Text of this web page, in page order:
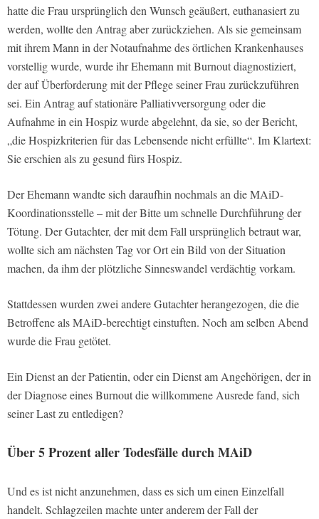
hatte die Frau ursprünglich den Wunsch geäußert, euthanasiert zu
werden, wollte den Antrag aber zurückziehen. Als sie gemeinsam
mit ihrem Mann in der Notaufnahme des örtlichen Krankenhauses
vorstellig wurde, wurde ihr Ehemann mit Burnout diagnostiziert,
der auf Überforderung mit der Pflege seiner Frau zurückzuführen
sei. Ein Antrag auf stationäre Palliativversorgung oder die
Aufnahme in ein Hospiz wurde abgelehnt, da sie, so der Bericht,
„die Hospizkriterien für das Lebensende nicht erfüllte“. Im Klartext:
Sie erschien als zu gesund fürs Hospiz.
Der Ehemann wandte sich daraufhin nochmals an die MAiD-
Koordinationsstelle – mit der Bitte um schnelle Durchführung der
Tötung. Der Gutachter, der mit dem Fall ursprünglich betraut war,
wollte sich am nächsten Tag vor Ort ein Bild von der Situation
machen, da ihm der plötzliche Sinneswandel verdächtig vorkam.
Stattdessen wurden zwei andere Gutachter herangezogen, die die
Betroffene als MAiD-berechtigt einstuften. Noch am selben Abend
wurde die Frau getötet.
Ein Dienst an der Patientin, oder ein Dienst am Angehörigen, der in
der Diagnose eines Burnout die willkommene Ausrede fand, sich
seiner Last zu entledigen?
Über 5 Prozent aller Todesfälle durch MAiD
Und es ist nicht anzunehmen, dass es sich um einen Einzelfall
handelt. Schlagzeilen machte unter anderem der Fall der